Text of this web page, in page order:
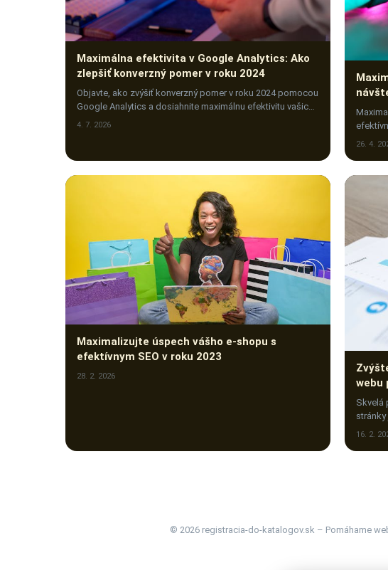
Maximálna efektivita v Google Analytics: Ako
zlepšiť konverzný pomer v roku 2024
Objavte, ako zvýšiť konverzný pomer v roku 2024 pomocou
Google Analytics a dosiahnite maximálnu efektivitu vašich
online kampaní. Kliknite a zistite viac!
4. 7. 2026
metriky
26. 4.
Maximalizujte úspech vášho e-shopu s
efektívnym SEO v roku 2023
28. 2. 2026
webu
Skvelá
16. 2.
© 2026 registracia-do-katalogov.sk – Pomáhame